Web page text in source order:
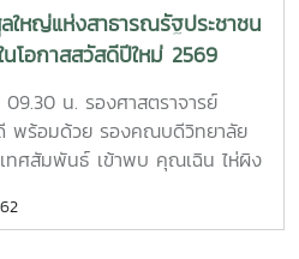
ใหญ่แห่งสาธารณรัฐประชาชน
นโอกาสสวัสดีปีใหม่ 2569
น. รองศาสตราจารย์
พร้อมด้วย รองคณบดีวิทยาลัย
ทศสัมพันธ์ เข้าพบ คุณเฉิน ไห่ผิง
ดีปีใหม่ 2569 พร้อมกันนี้ ได้มีการ